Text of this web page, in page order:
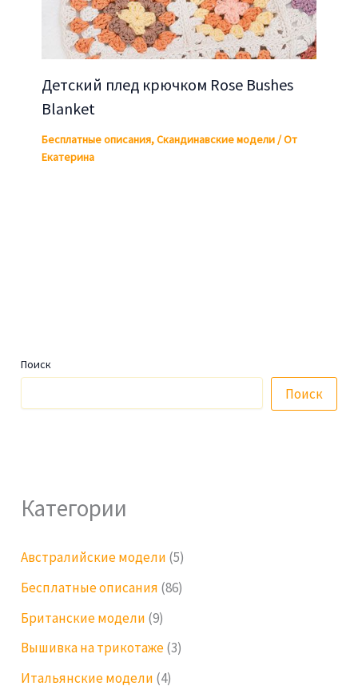
Детский плед крючком Rose Bushes
Blanket
Бесплатные описания,Скандинавские модели/ От
Екатерина
Поиск
Поиск
Категории
Австралийские модели (5)
Бесплатные описания (86)
Британские модели (9)
Вышивка на трикотаже(3)
Итальянские модели (4)